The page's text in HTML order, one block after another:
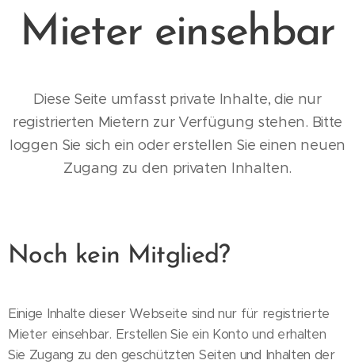
Mieter einsehbar
Diese Seite umfasst private Inhalte, die nur
registrierten Mietern zur Verfügung stehen. Bitte
loggen Sie sich ein oder erstellen Sie einen neuen
Zugang zu den privaten Inhalten.
Noch kein Mitglied?
Einige Inhalte dieser Webseite sind nur für registrierte
Mieter einsehbar. Erstellen Sie ein Konto und erhalten
Sie Zugang zu den geschützten Seiten und Inhalten der